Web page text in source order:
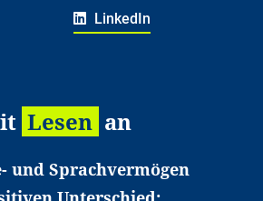
LinkedIn
Lesen an
und Sprachvermögen